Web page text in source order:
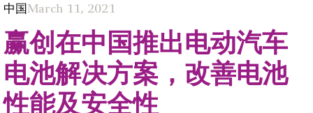
中国March 11, 2021
赢创在中国推出电动汽车
电池解决方案，改善电池
性能及安全性